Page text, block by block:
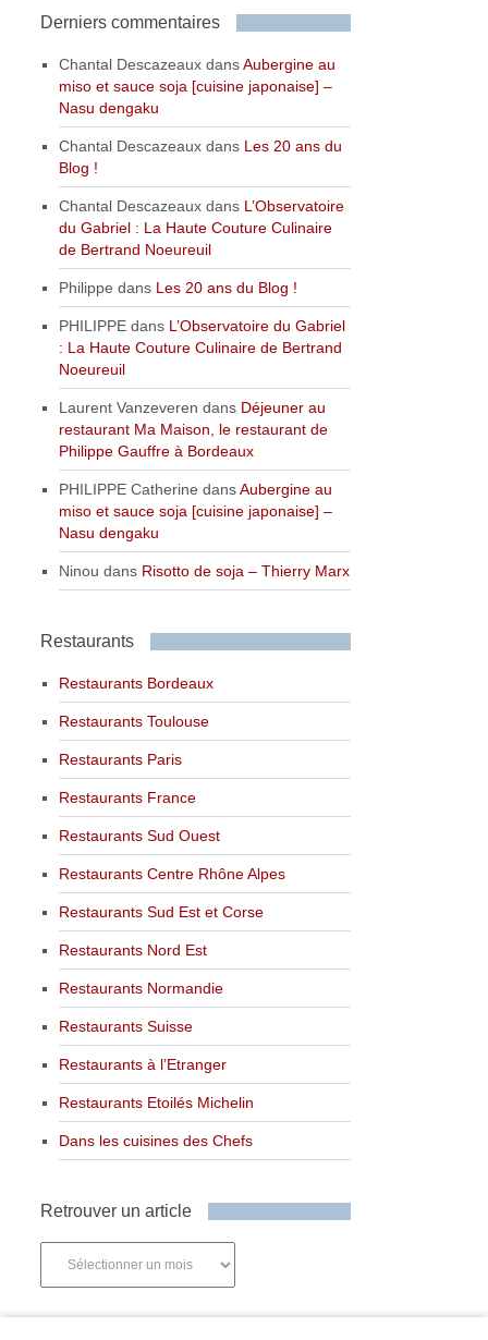
Derniers commentaires
Chantal Descazeaux dansAubergine au
miso et sauce soja [cuisine japonaise] –
Nasu dengaku
Chantal Descazeaux dans Les 20 ans du
Blog !
Chantal Descazeaux dans L’Observatoire
du Gabriel : La Haute Couture Culinaire
de Bertrand Noeureuil
Philippe dans Les 20 ans du Blog !
PHILIPPE dans L’Observatoire du Gabriel
: La Haute Couture Culinaire de Bertrand
Noeureuil
Laurent Vanzeveren dans Déjeuner au
restaurant Ma Maison, le restaurant de
Philippe Gauffre à Bordeaux
PHILIPPE Catherine dansAubergine au
miso et sauce soja [cuisine japonaise] –
Nasu dengaku
Ninou dans Risotto de soja – Thierry Marx
Restaurants
Restaurants Bordeaux
Restaurants Toulouse
Restaurants Paris
Restaurants France
Restaurants Sud Ouest
Restaurants Centre Rhône Alpes
Restaurants Sud Est et Corse
Restaurants Nord Est
Restaurants Normandie
Restaurants Suisse
Restaurants à l’Etranger
Restaurants Etoilés Michelin
Dans les cuisines des Chefs
Retrouver un article